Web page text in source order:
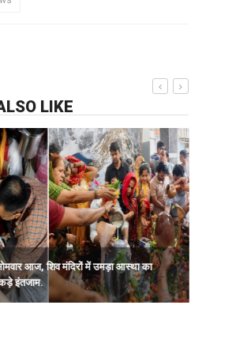
LIKE
आज, शिव मंदिरों में उमड़ा आस्था का
इंतजाम.